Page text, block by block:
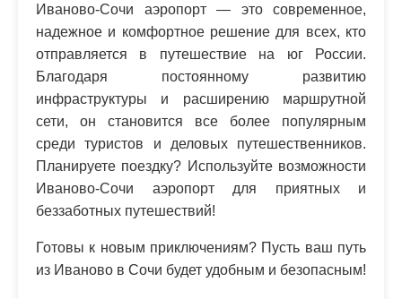
Иваново-Сочи аэропорт — это современное,
надежное и комфортное решение для всех, кто
отправляется в путешествие на юг России.
Благодаря постоянному развитию
инфраструктуры и расширению маршрутной
сети, он становится все более популярным
среди туристов и деловых путешественников.
Планируете поездку? Используйте возможности
Иваново-Сочи аэропорт для приятных и
беззаботных путешествий!
Готовы к новым приключениям? Пусть ваш путь
из Иваново в Сочи будет удобным и безопасным!